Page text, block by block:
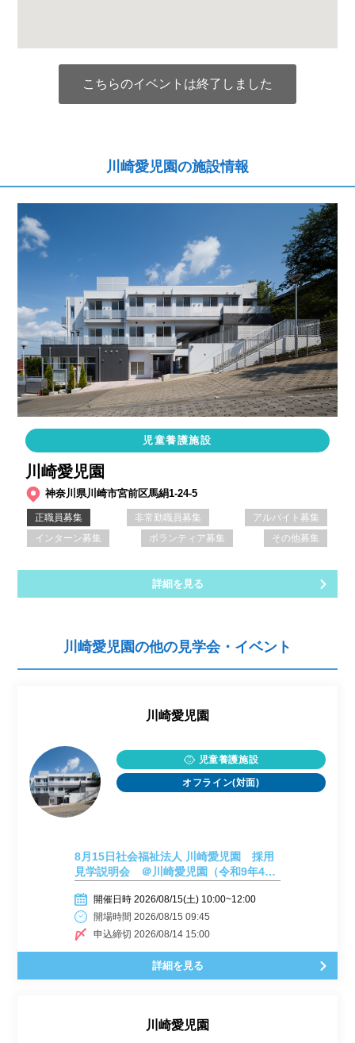
こちらのイベントは終了しました
川崎愛児園の施設情報
児童養護施設
川崎愛児園
神奈川県川崎市宮前区馬絹1-24-5
正職員募集 非常勤職員募集
アルバイト募集
インターン募集
ボランティア募集 その他募集
詳細を見る
川崎愛児園の他の見学会・イベント
川崎愛児園
児童養護施設
オフライン(対面)
8月15日社会福祉法人 川崎愛児園 採用
見学説明会 ＠川崎愛児園（令和9年4月
開催日時 2026/08/15(土) 10:00~12:00
開場時間 2026/08/15 09:45
申込締切 2026/08/14 15:00
詳細を見る
川崎愛児園